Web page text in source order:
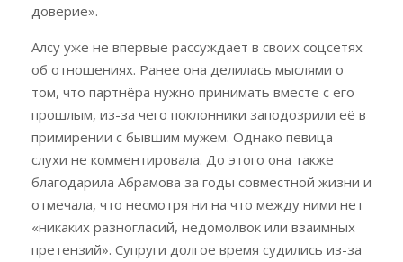
доверие».
Алсу уже не впервые рассуждает в своих соцсетях
об отношениях. Ранее она делилась мыслями о
том, что партнёра нужно принимать вместе с его
прошлым, из-за чего поклонники заподозрили её в
примирении с бывшим мужем. Однако певица
слухи не комментировала. До этого она также
благодарила Абрамова за годы совместной жизни и
отмечала, что несмотря ни на что между ними нет
«никаких разногласий, недомолвок или взаимных
претензий». Супруги долгое время судились из-за